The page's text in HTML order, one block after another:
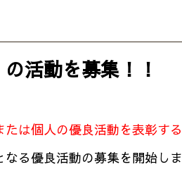
活動を募集！！
は個人の優良活動を表彰する
る優良活動の募集を開始しま